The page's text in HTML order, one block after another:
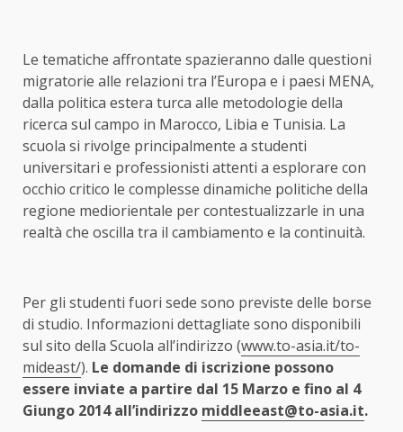
Le tematiche affrontate spazieranno dalle questioni
migratorie alle relazioni tra l’Europa e i paesi MENA,
dalla politica estera turca alle metodologie della
ricerca sul campo in Marocco, Libia e Tunisia. La
scuola si rivolge principalmente a studenti
universitari e professionisti attenti a esplorare con
occhio critico le complesse dinamiche politiche della
regione mediorientale per contestualizzarle in una
realtà che oscilla tra il cambiamento e la continuità.
Per gli studenti fuori sede sono previste delle borse
di studio. Informazioni dettagliate sono disponibili
sul sito della Scuola all’indirizzo (www.to-asia.it/to-
mideast/). Le domande di iscrizione possono
essere inviate a partire dal 15 Marzo e fino al 4
Giungo 2014 all’indirizzo middleeast@to-asia.it.